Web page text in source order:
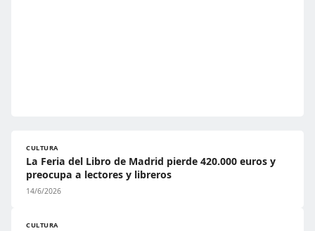
CULTURA
La Feria del Libro de Madrid pierde 420.000 euros y
preocupa a lectores y libreros
14/6/2026
CULTURA